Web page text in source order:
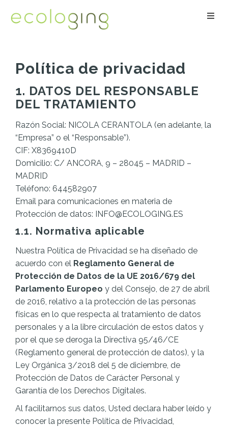
Política de privacidad
1. DATOS DEL RESPONSABLE
DEL TRATAMIENTO
Razón Social: NICOLA CERANTOLA (en adelante, la
“Empresa” o el “Responsable”).
CIF: X8369410D
Domicilio: C/ ANCORA, 9 – 28045 – MADRID –
MADRID
Teléfono: 644582907
Email para comunicaciones en materia de
Protección de datos: INFO@ECOLOGING.ES
1.1. Normativa aplicable
Nuestra Política de Privacidad se ha diseñado de
acuerdo con el Reglamento General de
Protección de Datos de la UE 2016/679 del
Parlamento Europeo y del Consejo, de 27 de abril
de 2016, relativo a la protección de las personas
físicas en lo que respecta al tratamiento de datos
personales y a la libre circulación de estos datos y
por el que se deroga la Directiva 95/46/CE
(Reglamento general de protección de datos), y la
Ley Orgánica 3/2018 del 5 de diciembre, de
Protección de Datos de Carácter Personal y
Garantía de los Derechos Digitales.
Al facilitarnos sus datos, Usted declara haber leído y
conocer la presente Política de Privacidad,